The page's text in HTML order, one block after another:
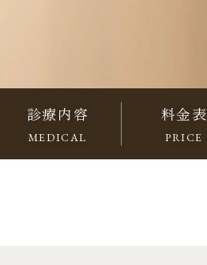
診療内容
MEDICAL
料金表
PRICE